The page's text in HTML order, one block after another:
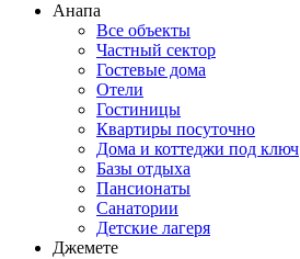
Анапа
Все объекты
Частный сектор
Гостевые дома
Отели
Гостиницы
Квартиры посуточно
Дома и коттеджи под ключ
Базы отдыха
Пансионаты
Санатории
Детские лагеря
Джемете